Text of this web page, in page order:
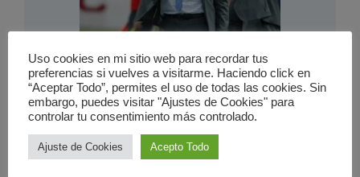
El señorí­o del Real Madrid
3 marzo 2011
Uso cookies en mi sitio web para recordar tus
preferencias si vuelves a visitarme. Haciendo click en
“Aceptar Todo”, permites el uso de todas las cookies. Sin
embargo, puedes visitar "Ajustes de Cookies" para
controlar tu consentimiento más controlado.
Ajuste de Cookies Acepto Todo